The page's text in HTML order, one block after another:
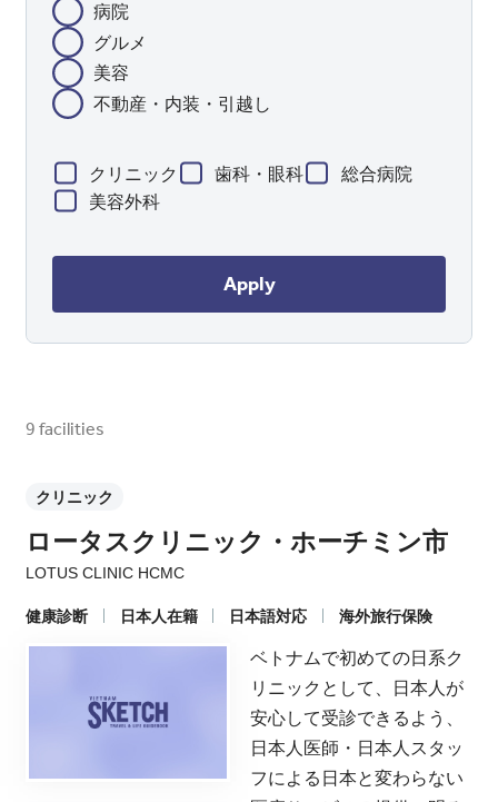
病院
グルメ
美容
不動産・内装・引越し
クリニック 歯科・眼科
総合病院
美容外科
Apply
9 facilities
クリニック
ロータスクリニック・ホーチミン市
LOTUS CLINIC HCMC
健康診断 日本人在籍 日本語対応 海外旅行保険
ベトナムで初めての日系ク
リニックとして、日本人が
安心して受診できるよう、
日本人医師・日本人スタッ
フによる日本と変わらない